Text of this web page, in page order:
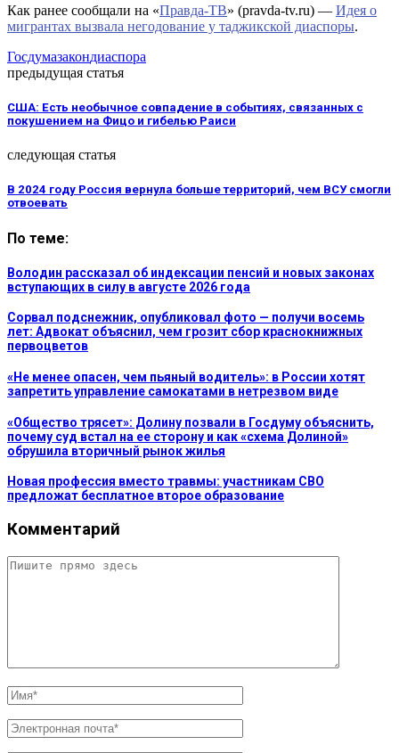
Как ранее сообщали на «Правда-ТВ» (pravda-tv.ru) — Идея о
мигрантах вызвала негодование у таджикской диаспоры.
Госдумазакондиаспора
предыдущая статья
США: Есть необычное совпадение в событиях, связанных с
покушением на Фицо и гибелью Раиси
следующая статья
В 2024 году Россия вернула больше территорий, чем ВСУ смогли
отвоевать
По теме:
Володин рассказал об индексации пенсий и новых законах
вступающих в силу в августе 2026 года
Сорвал подснежник, опубликовал фото — получи восемь
лет: Адвокат объяснил, чем грозит сбор краснокнижных
первоцветов
«Не менее опасен, чем пьяный водитель»: в России хотят
запретить управление самокатами в нетрезвом виде
«Общество трясет»: Долину позвали в Госдуму объяснить,
почему суд встал на ее сторону и как «схема Долиной»
обрушила вторичный рынок жилья
Новая профессия вместо травмы: участникам СВО
предложат бесплатное второе образование
Комментарий